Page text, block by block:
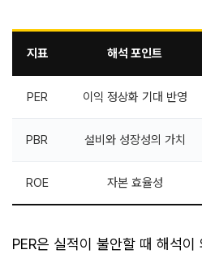
지표 해석 포인트
PER 이익 정상화 기대 반영
PBR 설비와 성장성의 가치
ROE 자본 효율성
PER은 실적이 불안할 때 해석